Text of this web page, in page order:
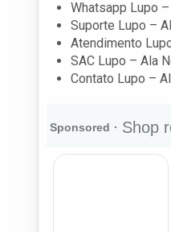
Whatsapp Lupo
Suporte Lupo –
Atendimento
SAC Lupo – Ala
Contato Lupo –